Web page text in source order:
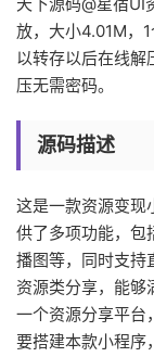
放，大小4.01M，
以转存以后在线解
压无需密码。
源码描述
这是一款资源变现
供了多项功能，包
播图等，同时支持
资源类分享，能够
一个资源分享平台
要搭建本款小程序